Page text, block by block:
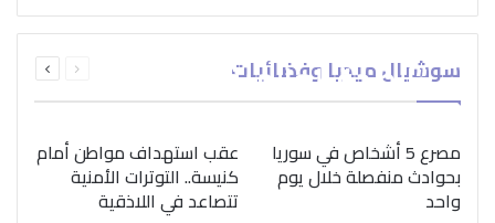
سوشيال ميديا وفضائيات الصفحةالصفحة
بمناسبة اليوم الدولي..
“الصحة العالمية” تؤكد
ضرورة اتباع نهج متكامل
لمواجهة إدمان المخدرات
مصرع 5 أشخاص في سوريا
بحوادث منفصلة خلال يوم
واحد
عقب استهداف مواطن أمام
كنيسة.. التوترات الأمنية
تتصاعد في اللاذقية